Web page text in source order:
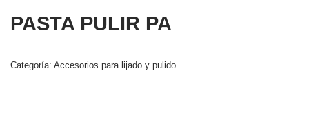
PASTA PULIR PA
Categoría: Accesorios para lijado y pulido